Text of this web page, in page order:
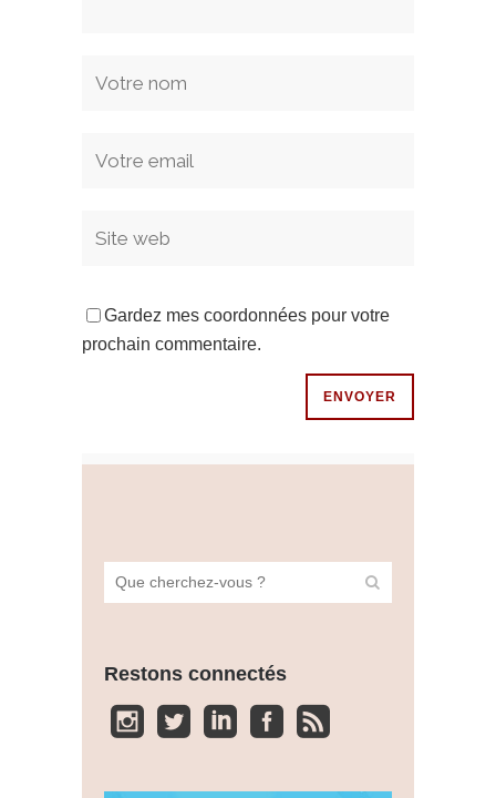
Gardez mes coordonnées pour votre
prochain commentaire.
Restons connectés